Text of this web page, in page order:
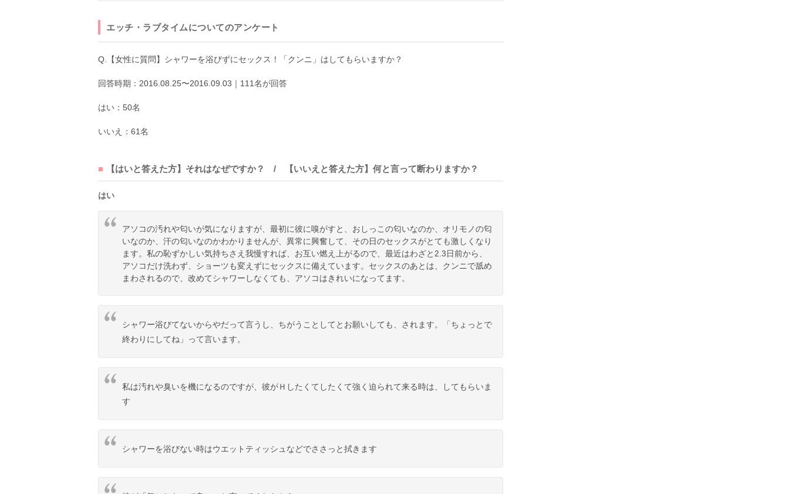
エッチ・ラブタイムについてのアンケート
Q.【女性に質問】シャワーを浴びずにセックス！「クンニ」はしてもらいますか？
回答時期：2016.08.25〜2016.09.03｜111名が回答
はい：50名
いいえ：61名
【はいと答えた方】それはなぜですか？ / 【いいえと答えた方】何と言って断わりますか？
はい
アソコの汚れや匂いが気になりますが、最初に彼に嗅がすと、おしっこの匂いなのか、オリモノの匂
いなのか、汗の匂いなのかわかりませんが、異常に興奮して、その日のセックスがとても激しくなり
ます。私の恥ずかしい気持ちさえ我慢すれば、お互い燃え上がるので、最近はわざと2.3日前から、
アソコだけ洗わず、ショーツも変えずにセックスに備えています。セックスのあとは、クンニで舐め
まわされるので、改めてシャワーしなくても、アソコはきれいになってます。
シャワー浴びてないからやだって言うし、ちがうことしてとお願いしても、されます。「ちょっとで
終わりにしてね」って言います。
私は汚れや臭いを機になるのですが、彼がＨしたくてしたくて強く迫られて来る時は、してもらいま
す
シャワーを浴びない時はウエットティッシュなどでささっと拭きます